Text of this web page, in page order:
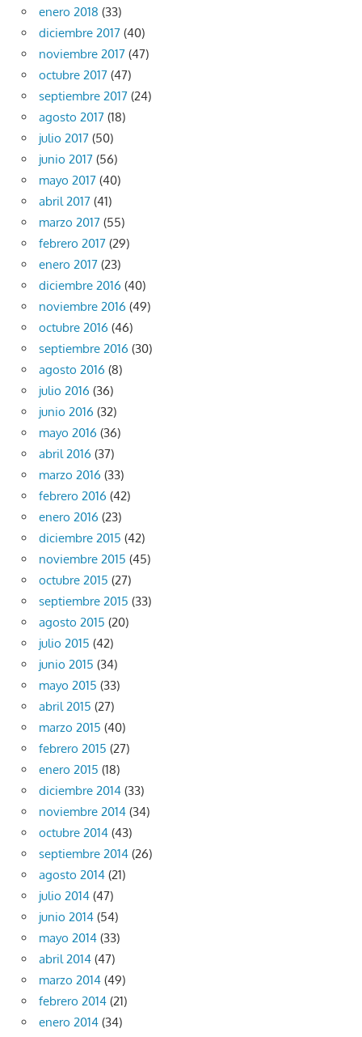
enero 2018 (33)
diciembre 2017 (40)
noviembre 2017 (47)
octubre 2017 (47)
septiembre 2017 (24)
agosto 2017 (18)
julio 2017 (50)
junio 2017 (56)
mayo 2017 (40)
abril 2017 (41)
marzo 2017 (55)
febrero 2017 (29)
enero 2017 (23)
diciembre 2016 (40)
noviembre 2016 (49)
octubre 2016 (46)
septiembre 2016 (30)
agosto 2016 (8)
julio 2016 (36)
junio 2016 (32)
mayo 2016 (36)
abril 2016 (37)
marzo 2016 (33)
febrero 2016 (42)
enero 2016 (23)
diciembre 2015 (42)
noviembre 2015 (45)
octubre 2015 (27)
septiembre 2015 (33)
agosto 2015 (20)
julio 2015 (42)
junio 2015 (34)
mayo 2015 (33)
abril 2015 (27)
marzo 2015 (40)
febrero 2015 (27)
enero 2015 (18)
diciembre 2014 (33)
noviembre 2014 (34)
octubre 2014 (43)
septiembre 2014 (26)
agosto 2014 (21)
julio 2014 (47)
junio 2014 (54)
mayo 2014 (33)
abril 2014 (47)
marzo 2014 (49)
febrero 2014 (21)
enero 2014 (34)